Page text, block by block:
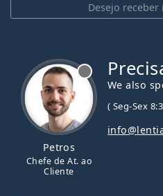
Desejo
Petros
Chefe de At. ao
Cliente
We also
( Seg-Sex